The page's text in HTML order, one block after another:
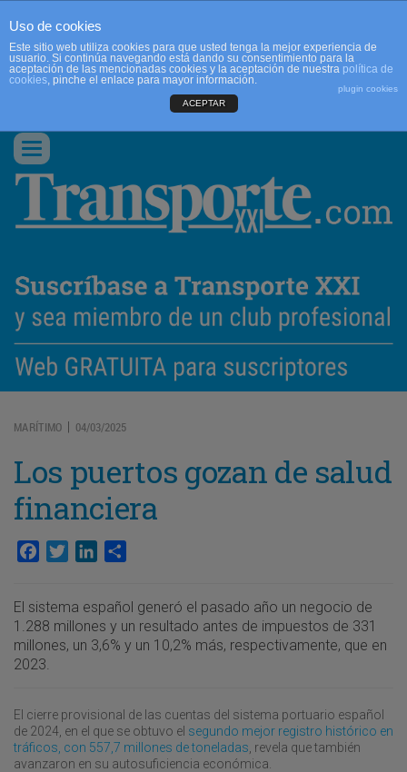
CONTACTO
Conmutar
navegación
MARÍTIMO | 04/03/2025
Los puertos gozan de salud
financiera
Facebook
TwitterLinkedIn
El sistema español generó el pasado año un negocio de
1.288 millones y un resultado antes de impuestos de 331
millones, un 3,6% y un 10,2% más, respectivamente, que en
2023.
El cierre provisional de las cuentas del sistema portuario español
de 2024, en el que se obtuvo el segundo mejor registro histórico en
tráficos, con 557,7 millones de toneladas , revela que también
avanzaron en su autosuficiencia económica.
Uso de cookies
Este sitio web utiliza cookies para que usted tenga la mejor experiencia de
usuario. Si continúa navegando está dando su consentimiento para la
aceptación de las mencionadas cookies y la aceptación de nuestra política de
cookies, pinche el enlace para mayor información.
plugin cookies
ACEPTAR